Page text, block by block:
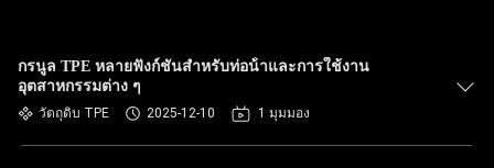
กรนูล TPE หลายฟังก์ชันสําหรับท่อน้ําและการใช้งาน
อุตสาหกรรมต่าง ๆ
วัตถุดิบ TPE 2025-12-10 1 มุมมอง